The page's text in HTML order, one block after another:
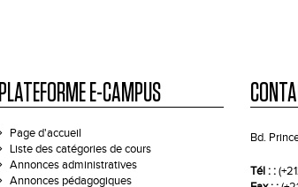
PLATEFORME E-CAMPUS
Page d'accueil
Liste des catégories de cours
Annonces administratives
Annonces pédagogiques
Bd.
Tél : :